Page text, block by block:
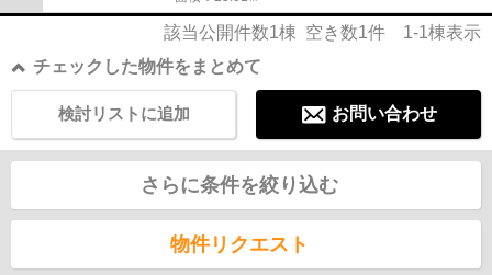
該当公開件数1棟 空き数1件 1-1棟表示
チェックした物件をまとめて
お問い合わせ
検討リストに追加
さらに条件を絞り込む
物件リクエスト